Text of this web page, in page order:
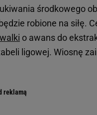
środkowego
robione na siłę.
walki o awans do
ligowej. Wiosnę